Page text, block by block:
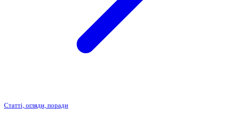
Статті, огляди, поради